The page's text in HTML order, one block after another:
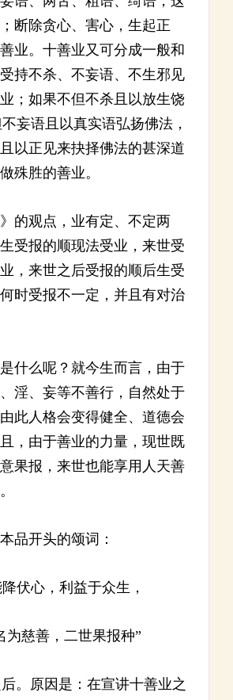
断除贪心、害心，生起正
业。十善业又可分成一般和
持不杀、不妄语、不生邪见
；如果不但不杀且以放生饶
妄语且以真实语弘扬佛法，
以正见来抉择佛法的甚深道
胜的善业。
的观点，业有定、不定两
受报的顺现法受业，来世受
，来世之后受报的顺后生受
时受报不一定，并且有对治
什么呢？就今生而言，由于
淫、妄等不善行，自然处于
此人格会变得健全、道德会
，由于善业的力量，现世既
果报，来世也能享用人天善
品开头的颂词：
伏心，利益于众生，
为慈善，二世果报种”
。原因是：在宣讲十善业之